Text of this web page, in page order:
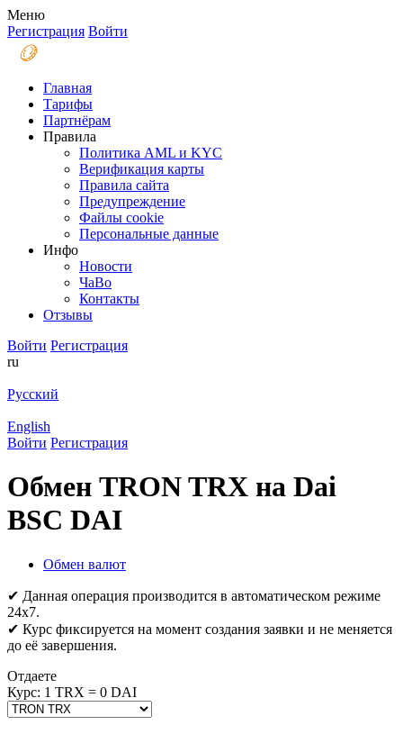
Меню
Регистрация Войти
Главная
Тарифы
Партнёрам
Правила
Политика AML и KYC
Верификация карты
Правила сайта
Предупреждение
Файлы coоkie
Персональные данные
Инфо
Новости
ЧаВо
Контакты
Отзывы
Войти Регистрация
ru
Русский
English
Войти Регистрация
Обмен TRON TRX на Dai
BSC DAI
Обмен валют
✔ Данная операция производится в автоматическом режиме
24х7.
✔ Курс фиксируется на момент создания заявки и не меняется
до её завершения.
Отдаете
Курс: 1 TRX = 0 DAI